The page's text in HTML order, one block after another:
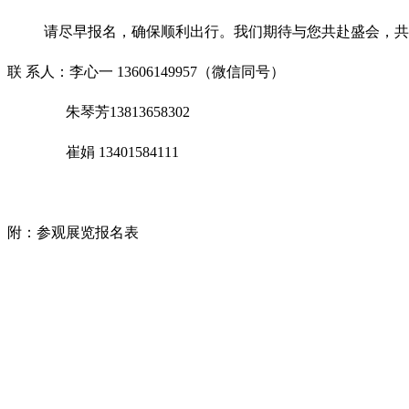
请尽早报名，确保顺利出行。我们期待与您共赴盛会，
联 系人：李心一 13606149957（微信同号）
朱琴芳13813658302
崔娟 13401584111
附：参观展览报名表